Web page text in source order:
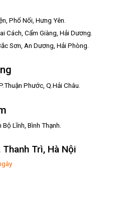
Phố Nối, Hưng Yên.
Cách, Cẩm Giàng, Hải Dương.
Sơn, An Dương, Hải Phòng.
Phước, Q.Hải Châu.
Lĩnh, Bình Thạnh.
Thanh Trì, Hà Nội